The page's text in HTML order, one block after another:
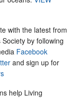
with the latest from
by following
Facebook
and sign up for
help Living